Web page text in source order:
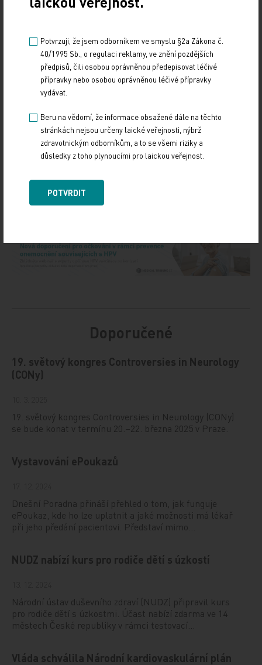
prošetřuje policie. Bývalý ředitel Vladimír Dbalý je
ve vazbě. Podle policie s dalšími komplici
zmanipuloval veřejnou zakázku a přijal úplatek.
Zdroj: ČTK
Z REGIONŮ
Sdílejte článek
Doporučené
19. světový kongres Controversies in Neurology
(CONy)
19. světový kongres Controversies in Neurology (CONy)
se bude konat v termínu 20.–22. března 2025 v Praze.
Vystavování ePoukazů
Dnešní Poradna přináší přehled o tom, jak funguje
ePoukaz, kde ho lze uplatnit a jaké možnosti má lékař
při jeho předání pacientovi. Představí mimo…
NUDZ nabízí kurs pro rodiče dětí s úzkostí
Národní ústav duševního zdraví (NUDZ) připravil kurs
pro rodiče dětí s úzkostmi. Účast nabízí zdarma ve 14
městech České republiky v rámci testovací…
Vláda schválila Národní kardiovaskulární plán
Potvrzuji, že jsem odborníkem ve smyslu §2a Zákona č.
40/1995 Sb., o regulaci reklamy, ve znění pozdějších
předpisů, čili osobou oprávněnou předepisovat léčivé
přípravky nebo osobou oprávněnou léčivé přípravky
vydávat.
Beru na vědomí, že informace obsažené dále na těchto
stránkách nejsou určeny laické veřejnosti, nýbrž
zdravotnickým odborníkům, a to se všemi riziky a
důsledky z toho plynoucími pro laickou veřejnost.
POTVRDIT